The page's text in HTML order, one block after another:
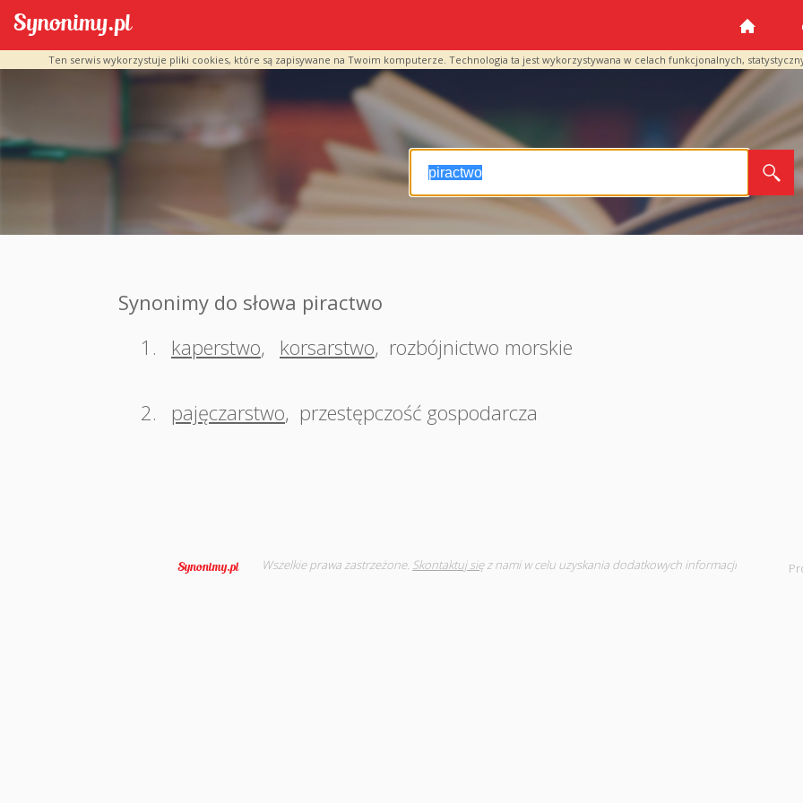
Ten serwis wykorzystuje pliki cookies, które są zapisywane na Twoim komputerze. Technologia ta jest wykorzystywana w celach funkcjonalnych,
Synonimy do słowa piractwo
1.
kaperstwo, korsarstwo, rozbójnictwo morskie
2. pajęczarstwo, przestępczość gospodarcza
Wszelkie prawa zastrzeżone. Skontaktuj sięz nami w celu uzyskania dodatkowych informacji